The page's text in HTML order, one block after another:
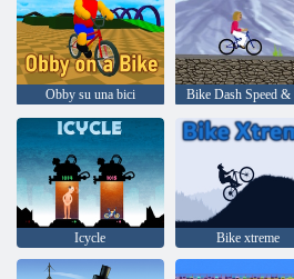
Obby su una bici
Icycle Bike xtreme